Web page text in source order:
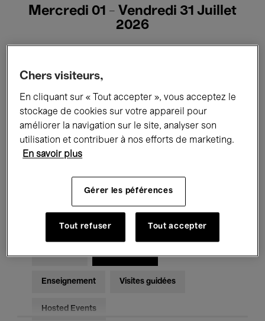
Mercredi 01 - Vendredi 31 Juillet
2026
Tous les événements Concerts
Expositions Films Performances
Rencontres & Débats
Musique classique Global Music
Musique électronique
Pour tous Kids’ Palace
Enseignement Visites guidées
Hosted Events
Chers visiteurs,
En cliquant sur « Tout accepter », vous acceptez le
stockage de cookies sur votre appareil pour
améliorer la navigation sur le site, analyser son
utilisation et contribuer à nos efforts de marketing.
En savoir plus
Gérer les péférences
Tout refuser Tout accepter